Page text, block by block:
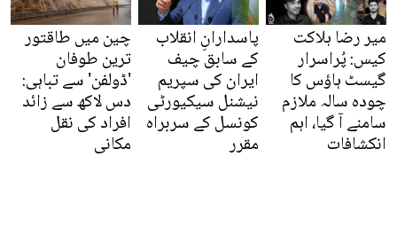
میر رضا ہلاکت
کیس: پُراسرار
گیسٹ ہاؤس کا
چودہ سالہ ملازم
سامنے آ گیا، اہم
انکشافات
پاسدارانِ انقلاب
کے سابق چیف
ایران کی سپریم
نیشنل سیکیورٹی
کونسل کے سربراہ
مقرر
چین میں طاقتور
ترین طوفان
'ڈولفن' سے تباہی:
دس لاکھ سے زائد
افراد کی نقل
مکانی